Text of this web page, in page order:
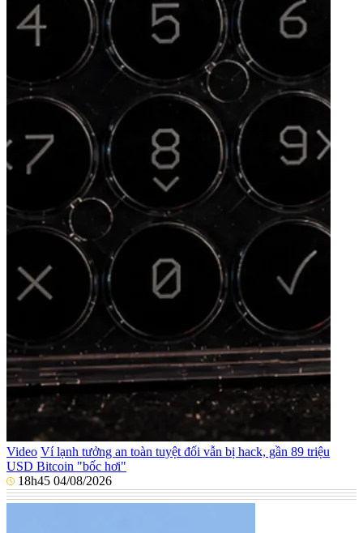
Video Ví lạnh tưởng an toàn tuyệt đối vẫn bị hack, gần 89 triệu
USD Bitcoin "bốc hơi"
18h45 04/08/2026